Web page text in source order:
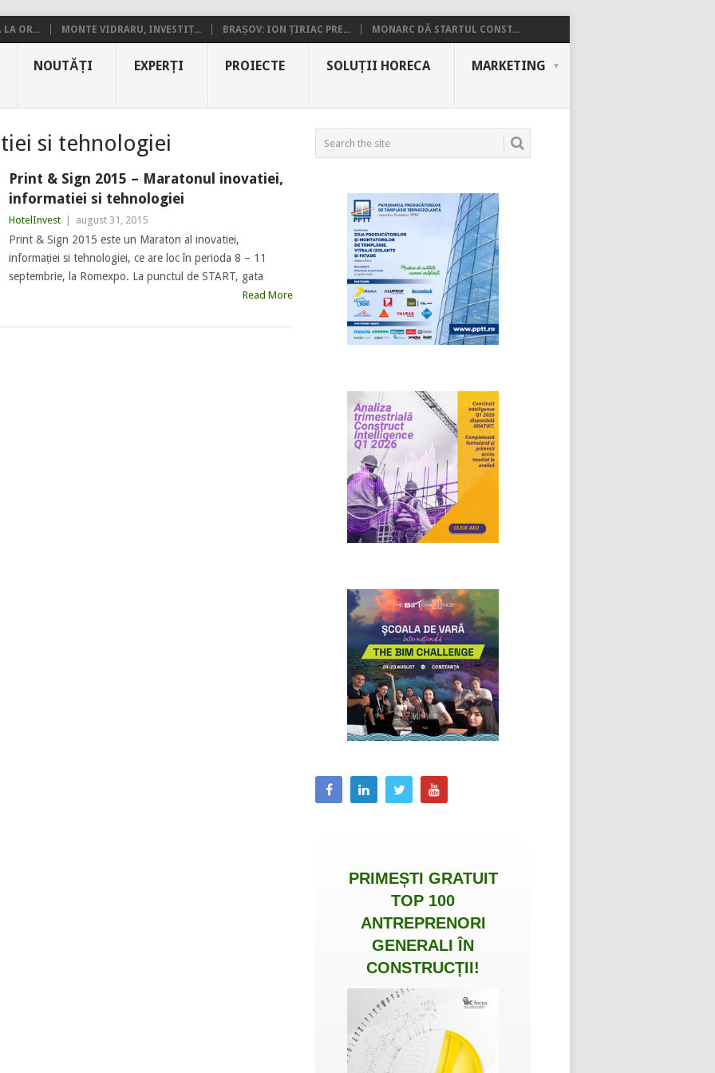
LA OR... MONTE VIDRARU, INVESTIȚ... BRAȘOV: ION ȚIRIAC PRE... MONARC DĂ STARTUL CONST...
NOUTĂȚI EXPERȚI PROIECTE SOLUȚII HORECA MARKETING
si tehnologiei
Print & Sign 2015 – Maratonul inovatiei,
informatiei si tehnologiei
HotelInvest august 31, 2015
Print & Sign 2015 este un Maraton al inovatiei,
informației si tehnologiei, ce are loc în perioda 8 – 11
septembrie, la Romexpo. La punctul de START, gata
Read More
PRIMEȘTI GRATUIT
TOP 100
ANTREPRENORI
GENERALI ÎN
CONSTRUCȚII!